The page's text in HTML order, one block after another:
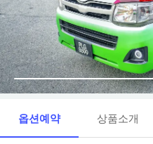
옵션예약 상품소개